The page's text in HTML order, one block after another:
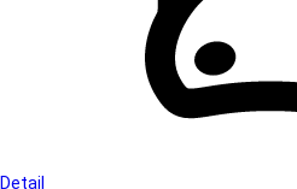
Detail